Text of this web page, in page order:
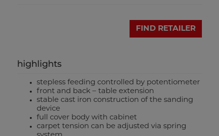
FIND RETAILER
highlights
stepless feeding controlled by potentiometer
front and back – table extension
stable cast iron construction of the sanding
device
full cover body with cabinet
carpet tension can be adjusted via spring